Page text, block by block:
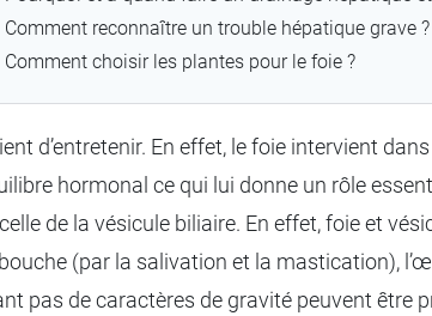
Comment reconnaître un trouble hépatique grave ?
Comment choisir les plantes pour le foie ?
d’entretenir. En effet, le foie intervient
hormonal ce qui lui donne un rôle
de la vésicule biliaire. En effet, foie et
(par la salivation et la mastication),
pas de caractères de gravité peuvent être